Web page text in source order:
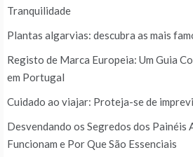
Tranquilidade
Plantas algarvias: descubra as mais
Registo de Marca Europeia: Um Guia
em Portugal
Cuidado ao viajar: Proteja-se de
Desvendando os Segredos dos Painéis
Funcionam e Por Que São Essenciais